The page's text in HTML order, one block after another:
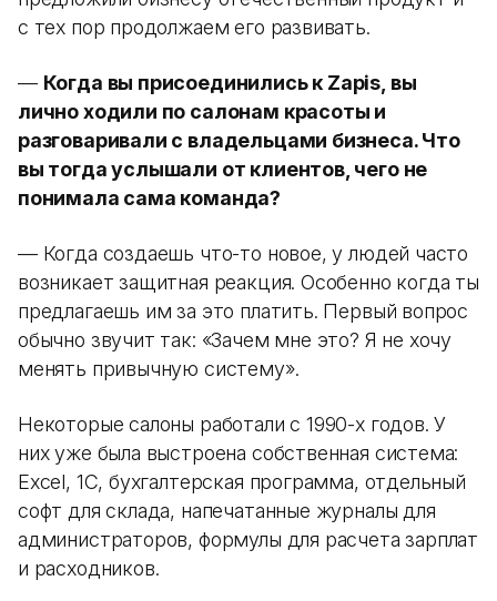
с тех пор продолжаем его развивать.
— Когда вы присоединились к Zapis, вы
лично ходили по салонам красоты и
разговаривали с владельцами бизнеса. Что
вы тогда услышали от клиентов, чего не
понимала сама команда?
— Когда создаешь что-то новое, у людей часто
возникает защитная реакция. Особенно когда ты
предлагаешь им за это платить. Первый вопрос
обычно звучит так: «Зачем мне это? Я не хочу
менять привычную систему».
Некоторые салоны работали с 1990-х годов. У
них уже была выстроена собственная система:
Excel, 1С, бухгалтерская программа, отдельный
софт для склада, напечатанные журналы для
администраторов, формулы для расчета зарплат
и расходников.